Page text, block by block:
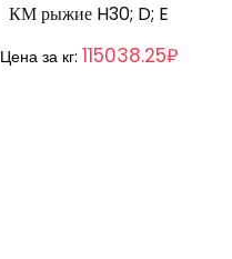
КМ рыжие H30; D; E
Цена за кг: 115038.25₽